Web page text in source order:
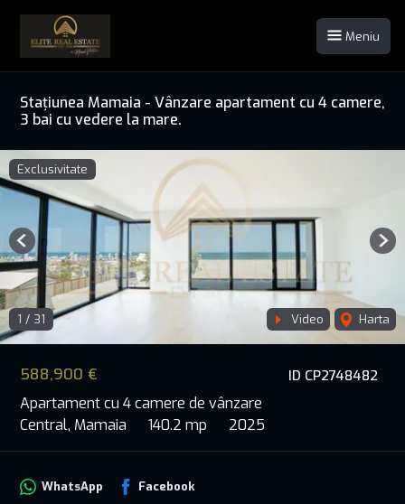
Meniu
Stațiunea Mamaia - Vânzare apartament cu 4 camere,
3 bai cu vedere la mare.
ID CP2748482
588,900 €
Apartament cu 4 camere de vânzare
Central, Mamaia
140.2 mp 2025
Exclusivitate
1 / 31 Video Harta
Previous
WhatsApp Facebook